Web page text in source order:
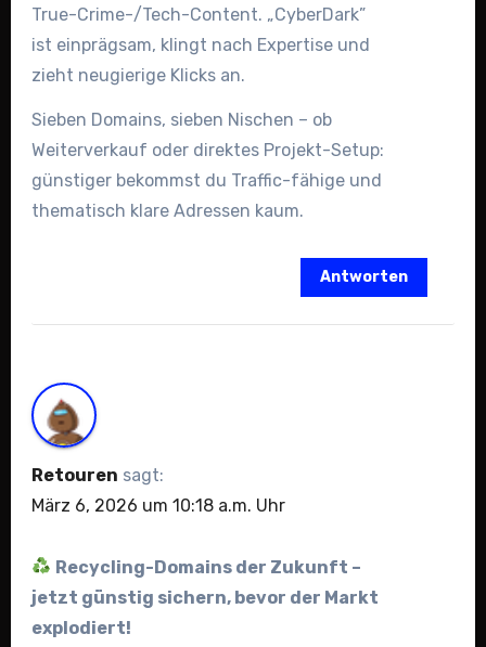
True-Crime-/Tech-Content. „CyberDark”
ist einprägsam, klingt nach Expertise und
zieht neugierige Klicks an.
Sieben Domains, sieben Nischen – ob
Weiterverkauf oder direktes Projekt-Setup:
günstiger bekommst du Traffic-fähige und
thematisch klare Adressen kaum.
Antworten
Retouren sagt:
März 6, 2026 um 10:18 a.m. Uhr
Recycling-Domains der Zukunft –
jetzt günstig sichern, bevor der Markt
explodiert!